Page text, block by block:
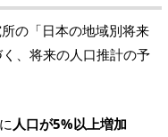
の「日本の地域別将来
、将来の人口推計の予
人口が5%以上増加